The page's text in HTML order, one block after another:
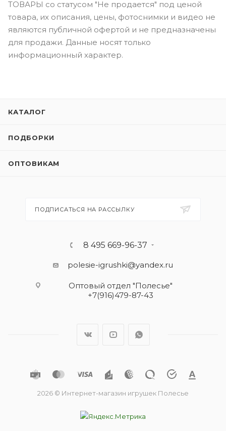
ТОВАРЫ со статусом "Не продается" под ценой
товара, их описания, цены, фотоснимки и видео не
являются публичной офертой и не предназначены
для продажи. Данные носят только
информационный характер.
КАТАЛОГ
ПОДБОРКИ
ОПТОВИКАМ
ПОДПИСАТЬСЯ НА РАССЫЛКУ
8 495 669-96-37
polesie-igrushki@yandex.ru
Оптовый отдел "Полесье"
+7(916)479-87-43
2026 © Интернет-магазин игрушек Полесье